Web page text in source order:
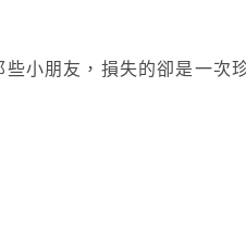
小朋友，損失的卻是一次